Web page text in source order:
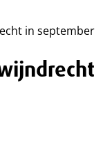
in september